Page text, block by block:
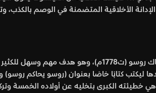
الأخلاقية المتضمنة في الوصم بالكذب،
يشير أولًا إلى جان جاك روسو
ليكتب كتابًا خاصًا بعنوان (روسو يحاكم روسو)
خطيئته الكبرى بتخليه عن أولاده الخمسة